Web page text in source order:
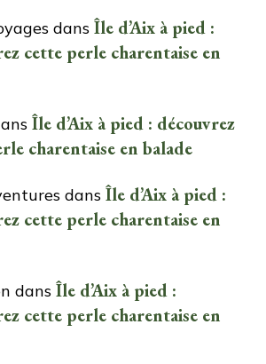
dans Île d’Aix à pied :
cette perle charentaise en
Île d’Aix à pied : découvrez
charentaise en balade
dans Île d’Aix à pied :
cette perle charentaise en
dans Île d’Aix à pied :
cette perle charentaise en